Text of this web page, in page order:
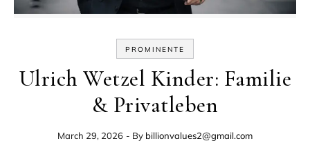
PROMINENTE
Ulrich Wetzel Kinder: Familie
& Privatleben
March 29, 2026 - By billionvalues2@gmail.com